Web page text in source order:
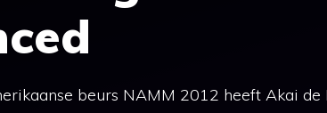
beurs NAMM 2012 heeft Akai de